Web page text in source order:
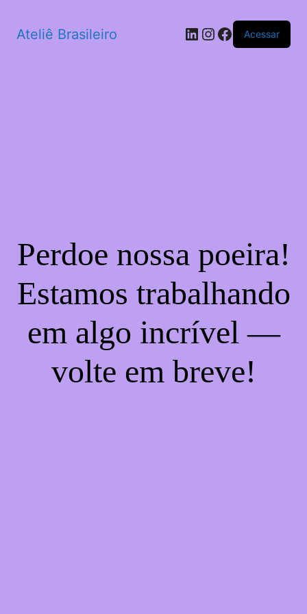
Ateliê Brasileiro LinkedIn
Instagram
Facebook
Acessar
Perdoe nossa poeira!
Estamos trabalhando
em algo incrível —
volte em breve!